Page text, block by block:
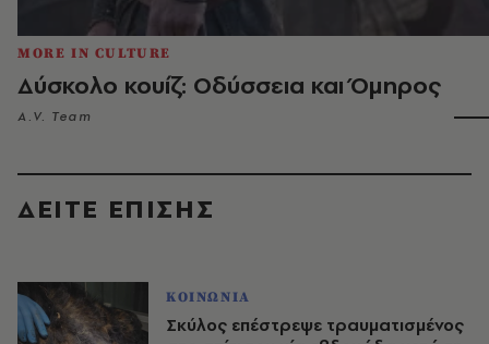
MORE IN CULTURE
Δύσκολο κουίζ: Οδύσσεια και Όμηρος
A.V. Team
ΔΕΙΤΕ ΕΠΙΣΗΣ
ΚΟΙΝΩΝΙΑ
Σκύλος επέστρεψε τραυματισμένος